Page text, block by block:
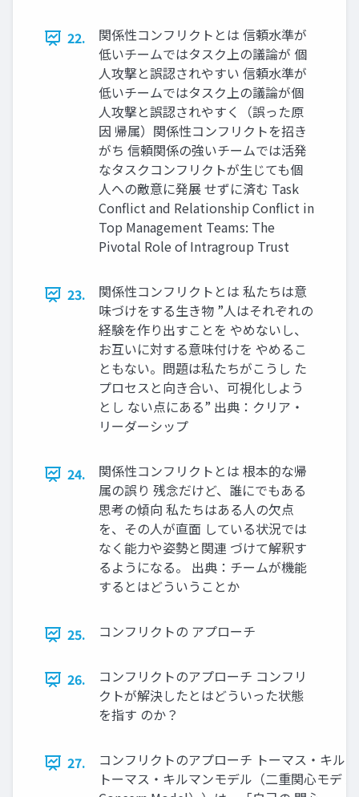
22.
関係性コンフリクトとは 信頼水準が
低いチームではタスク上の議論が 個
人攻撃と誤認されやすい 信頼水準が
低いチームではタスク上の議論が個
人攻撃と誤認されやすく（誤った原
因 帰属）関係性コンフリクトを招き
がち 信頼関係の強いチームでは活発
なタスクコンフリクトが生じても個
人への敵意に発展 せずに済む Task
Conflict and Relationship Conflict in
Top Management Teams: The
Pivotal Role of Intragroup Trust
23.
関係性コンフリクトとは 私たちは意
味づけをする生き物 ”人はそれぞれの
経験を作り出すことを やめないし、
お互いに対する意味付けを やめるこ
ともない。問題は私たちがこうし た
プロセスと向き合い、可視化しよう
とし ない点にある” 出典：クリア・
リーダーシップ
24.
関係性コンフリクトとは 根本的な帰
属の誤り 残念だけど、誰にでもある
思考の傾向 私たちはある人の欠点
を、その人が直面 している状況では
なく能力や姿勢と関連 づけて解釈す
るようになる。 出典：チームが機能
するとはどういうことか
25. コンフリクトの アプローチ
26.
コンフリクトのアプローチ コンフリ
クトが解決したとはどういった状態
を指す のか？
27.
コンフリクトのアプローチ トーマス・キル
トーマス・キルマンモデル（二重関心モデ